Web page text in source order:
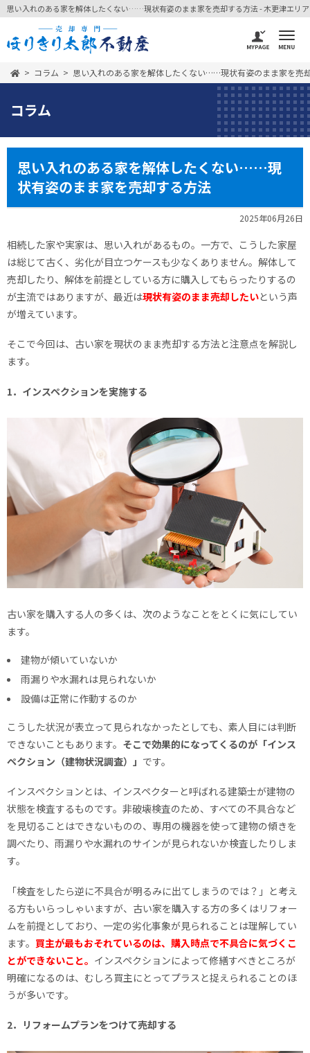
思い入れのある家を解体したくない……現状有姿のまま家を売却する方法 - 木更津エリ
コラム 思い入れのある家を解体したくない……現状有姿のまま家を売
コラム
思い入れのある家を解体したくない……現
状有姿のまま家を売却する方法
2025年06月26日
相続した家や実家は、思い入れがあるもの。一方で、こうした家屋
は総じて古く、劣化が目立つケースも少なくありません。解体して
売却したり、解体を前提としている方に購入してもらったりするの
が主流ではありますが、最近は現状有姿のまま売却したいという声
が増えています。
そこで今回は、古い家を現状のまま売却する方法と注意点を解説し
ます。
1．インスペクションを実施する
古い家を購入する人の多くは、次のようなことをとくに気にしてい
ます。
建物が傾いていないか
雨漏りや水漏れは見られないか
設備は正常に作動するのか
こうした状況が表立って見られなかったとしても、素人目には判断
できないこともあります。 そこで効果的になってくるのが「インス
ペクション（建物状況調査）」 です。
インスペクションとは、インスペクターと呼ばれる建築士が建物の
状態を検査するものです。非破壊検査のため、すべての不具合など
を見切ることはできないものの、専用の機器を使って建物の傾きを
調べたり、雨漏りや水漏れのサインが見られないか検査したりしま
す。
「検査をしたら逆に不具合が明るみに出てしまうのでは？」と考え
る方もいらっしゃいますが、古い家を購入する方の多くはリフォー
ムを前提としており、一定の劣化事象が見られることは理解してい
ます。 買主が最もおそれているのは、購入時点で不具合に気づくこ
とができないこと。 インスペクションによって修繕すべきところが
明確になるのは、むしろ買主にとってプラスと捉えられることのほ
うが多いです。
2．リフォームプランをつけて売却する